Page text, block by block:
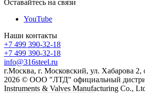
Оставайтесь на связи
YouTube
Наши контакты
+7 499 390-32-18
+7 499 390-32-18
info@316steel.ru
г.Москва, г. Московский, ул. Хабарова 2,
2026 © ООО "ЛТД" официальный
Instruments & Valves Manufacturing Co.,